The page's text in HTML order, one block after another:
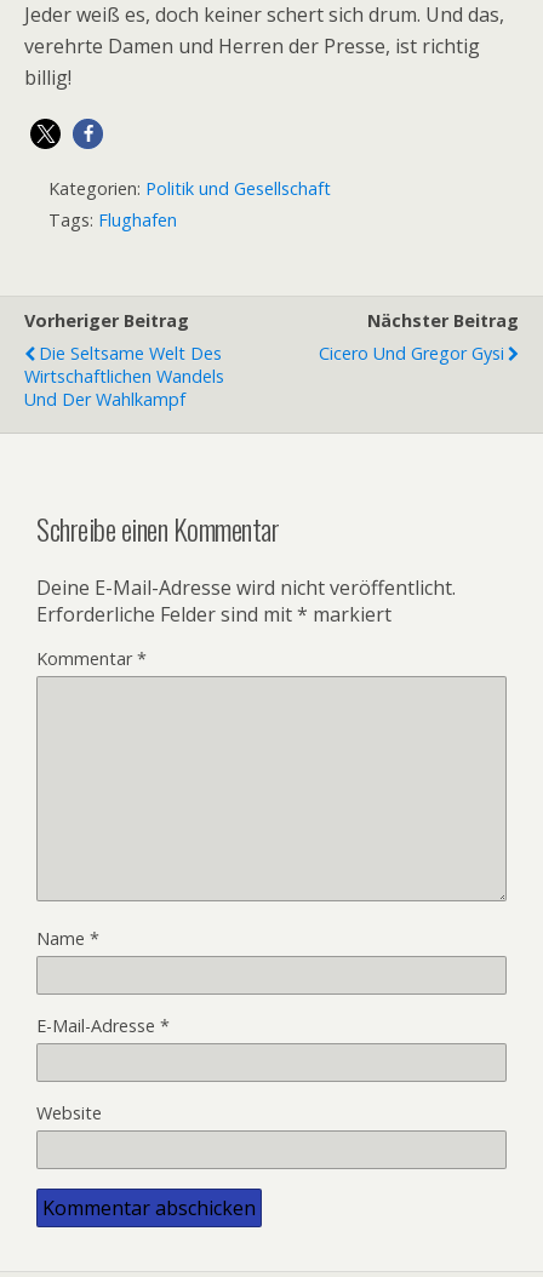
Jeder weiß es, doch keiner schert sich drum. Und das,
verehrte Damen und Herren der Presse, ist richtig
billig!
Kategorien: Politik und Gesellschaft
Tags: Flughafen
Vorheriger Beitrag
Die Seltsame Welt Des
Wirtschaftlichen Wandels
Und Der Wahlkampf
Nächster Beitrag
Cicero Und Gregor Gysi
Schreibe einen Kommentar
Deine E-Mail-Adresse wird nicht veröffentlicht.
Erforderliche Felder sind mit* markiert
Kommentar*
Name *
E-Mail-Adresse *
Website